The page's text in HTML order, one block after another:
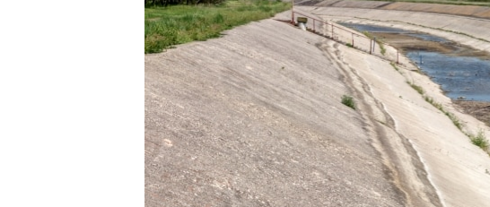
КРЫМ.НЕПОКОРЕННЫЙ
УКРАИНСКАЯ ПРОБЛЕМА КРЫМА